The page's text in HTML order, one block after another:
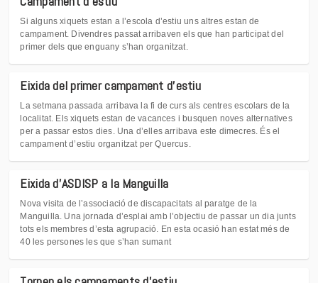
Si alguns xiquets estan a l’escola d’estiu uns altres estan de
campament. Divendres passat arribaven els que han participat del
primer dels que enguany s’han organitzat.
Eixida del primer campament d'estiu
La setmana passada arribava la fi de curs als centres escolars de la
localitat. Els xiquets estan de vacances i busquen noves alternatives
per a passar estos dies. Una d’elles arribava este dimecres. És el
campament d’estiu organitzat per Quercus.
Eixida d'ASDISP a la Manguilla
Nova visita de l’associació de discapacitats al paratge de la
Manguilla. Una jornada d’esplai amb l’objectiu de passar un dia junts
tots els membres d’esta agrupació. En esta ocasió han estat més de
40 les persones les que s’han sumant